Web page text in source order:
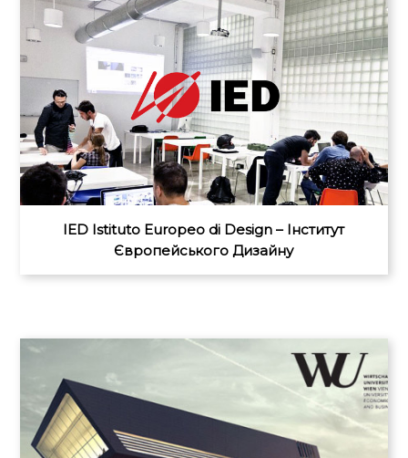
IED Istituto Europeo di Design – Інститут
Європейського Дизайну